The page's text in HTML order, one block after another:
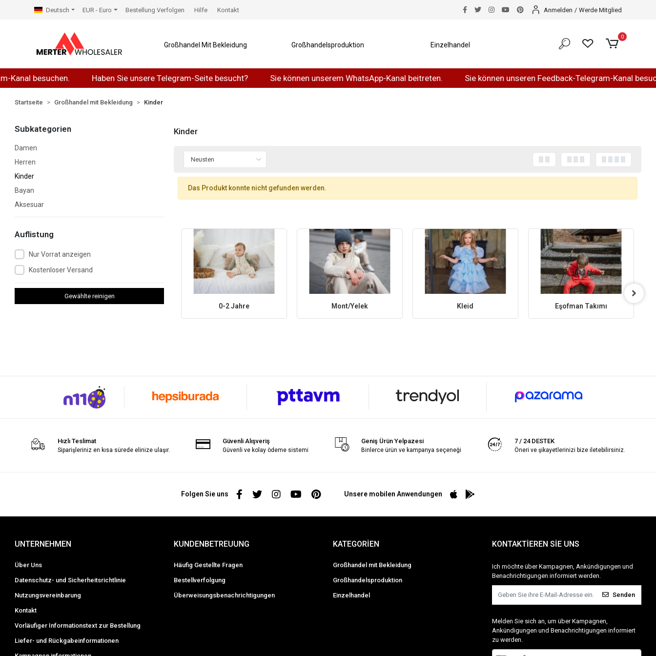
besuchen. Haben Sie unsere Telegram-Seite besucht? Sie können unserem WhatsApp-Kanal beitreten. Sie können unseren Feedback-Telegram-Kanal
Deutsch EUR - Euro Bestellung Verfolgen Hilfe Kontakt Anmelden / Werde Mitglied
Großhandel Mit Bekleidung Großhandelsproduktion Einzelhandel
0
Startseite Großhandel mit Bekleidung Kinder
Subkategorien
Damen
Herren
Kinder
Bayan
Aksesuar
Auflistung
Nur Vorrat anzeigen
Kostenloser Versand
Gewählte reinigen
Kinder
Das Produkt konnte nicht gefunden werden.
0-2 Jahre Mont/Yelek Kleid Eşofman Takımı
Hızlı Teslimat
Siparişleriniz en kısa sürede elinize ulaşır.
Güvenli Alışveriş
Güvenli ve kolay ödeme sistemi
Geniş Ürün Yelpazesi
Binlerce ürün ve kampanya seçeneği
7 / 24 DESTEK
Öneri ve şikayetlerinizi bize iletebilirsiniz.
Folgen Sie uns Unsere mobilen Anwendungen
UNTERNEHMEN
Über Uns
Datenschutz- und Sicherheitsrichtlinie
Nutzungsvereinbarung
Kontakt
Vorläufiger Informations­text zur Bestellung
Liefer- und Rückgabeinformationen
KUNDENBETREUUNG
Häufig Gestellte Fragen
Bestellverfolgung
Überweisungsbenachrichtigungen
KATEGORİEN
Großhandel mit Bekleidung
Großhandelsproduktion
Einzelhandel
KONTAKTİEREN SİE UNS
Ich möchte über Kampagnen, Ankündigungen und
Benachrichtigungen informiert werden.
Senden
Melden Sie sich an, um über Kampagnen,
Ankündigungen und Benachrichtigungen informiert
zu werden.